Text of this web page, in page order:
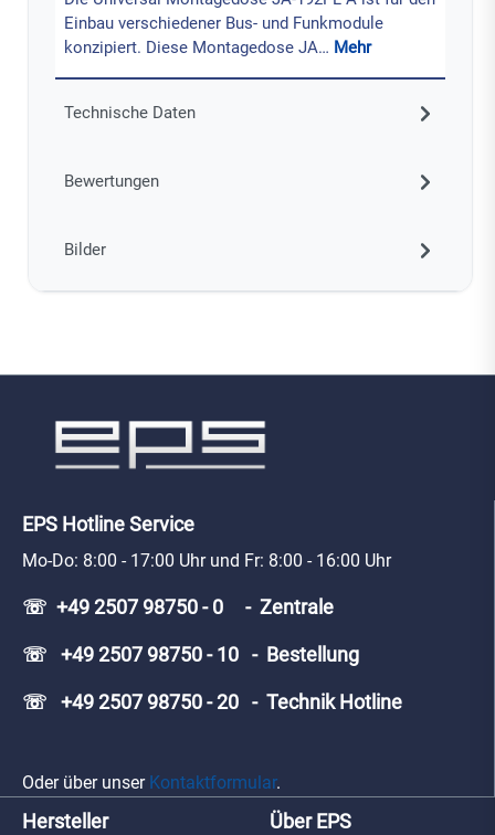
Einbau verschiedener Bus- und Funkmodule
konzipiert. Diese Montagedose JA… Mehr
Technische Daten
Bewertungen
Bilder
EPS Hotline Service
Mo-Do: 8:00 - 17:00 Uhr und Fr: 8:00 - 16:00 Uhr
☏ +49 2507 98750 - 0 - Zentrale
☏ +49 2507 98750 - 10 - Bestellung
☏ +49 2507 98750 - 20 - Technik Hotline
Oder über unser Kontaktformular.
Hersteller Über EPS